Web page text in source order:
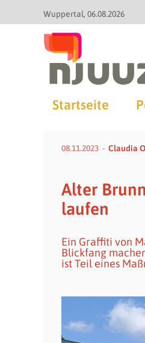
Wuppertal 06.08.2026
Startseite
08.11.2023 Claudia
Alter
laufen
Ein Graffiti von
Blickfang
ist Teil eines